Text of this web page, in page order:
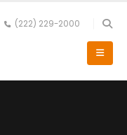
(222) 229-2000